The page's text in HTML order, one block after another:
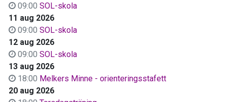
09:00 SOL-skola
11 aug 2026
09:00 SOL-skola
12 aug 2026
09:00 SOL-skola
13 aug 2026
18:00 Melkers Minne - orienteringsstafett
20 aug 2026